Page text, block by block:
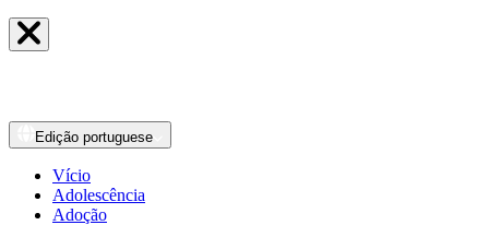
Edição portuguese
Vício
Adolescência
Adoção